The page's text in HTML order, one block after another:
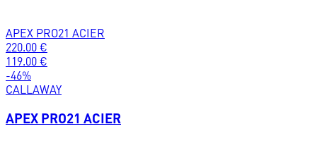
APEX PRO21 ACIER
220.00 €
119.00 €
-46%
CALLAWAY
APEX PRO21 ACIER